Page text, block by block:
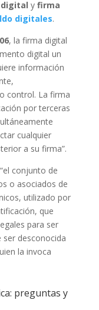
y firma
digitales.
, la firma digital
digital un
información
control. La firma
por terceras
cualquier
a su firma”.
conjunto de
o asociados de
utilizado por
que
para ser
ser desconocida
la invoca
preguntas y